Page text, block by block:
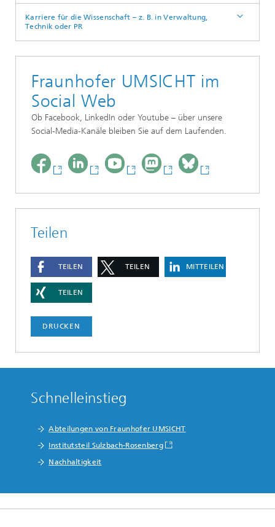
Karriere für die Wissenschaft – z. B. in Verwaltung,
Technik oder PR
Fraunhofer UMSICHT im
Social Web
Ob Facebook, LinkedIn oder Youtube – über unsere
Social-Media-Kanäle bleiben Sie auf dem Laufenden.
Teilen
TEILEN TEILEN MITTEILEN
TEILEN
DRUCKEN
Schnelleinstieg
Abteilungen von Fraunhofer UMSICHT
Institutsteil Sulzbach-Rosenberg
Nachhaltigkeit